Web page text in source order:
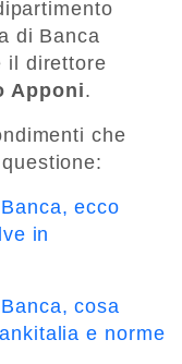
di Banca
il direttore
Apponi.
che
ecco
in
cosa
e norme